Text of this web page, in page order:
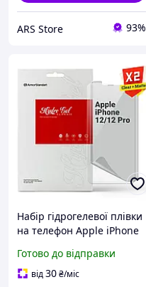
ARS Store 93%
Набір гідрогелевої плівки
на телефон Apple iPhone
матова, Clear + Matte,
(ARM66851)
Готово до відправки
від30₴/міс